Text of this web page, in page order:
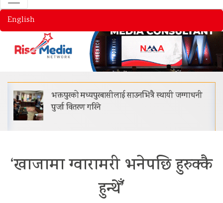
English
भक्तपुरको मध्यपुरबासीलाई साउनभित्रै स्थायी जग्गाधनी
पुर्जा वितरण गरिने
‘खाजामा ग्वारामरी भनेपछि हुरुक्कै
हुन्थेँ’